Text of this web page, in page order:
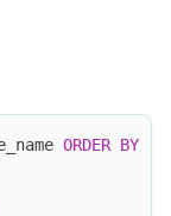
ORDER BY